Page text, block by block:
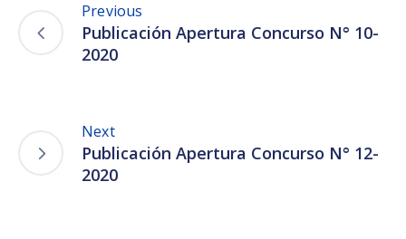
Previous
Publicación Apertura Concurso N° 10-
2020
Next
Publicación Apertura Concurso N° 12-
2020